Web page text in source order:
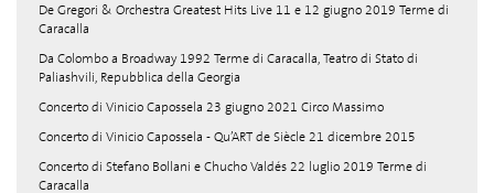
De Gregori & Orchestra Greatest Hits Live 11 e 12 giugno 2019 Terme di
Caracalla
Da Colombo a Broadway 1992 Terme di Caracalla, Teatro di Stato di
Paliashvili, Repubblica della Georgia
Concerto di Vinicio Capossela 23 giugno 2021 Circo Massimo
Concerto di Vinicio Capossela - Qu’ART de Siècle 21 dicembre 2015
Concerto di Stefano Bollani e Chucho Valdés 22 luglio 2019 Terme di
Caracalla